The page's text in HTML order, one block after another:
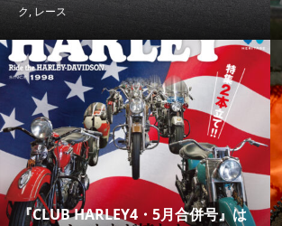
ク,レース
『CLUB HARLEY4・5月合併号』は